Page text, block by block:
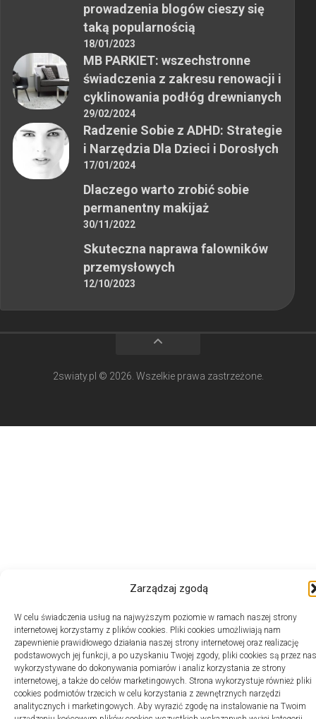
Zarządzaj zgodą
W celu świadczenia usług na najwyższym poziomie w ramach naszej strony
internetowej korzystamy z plików cookies. Pliki cookies umożliwiają nam
zapewnienie prawidłowego działania naszej strony internetowej oraz realizację
podstawowych jej funkcji, a po uzyskaniu Twojej zgody, pliki cookies są przez nas
wykorzystywane do dokonywania pomiarów i analiz korzystania ze strony
internetowej, a także do celów marketingowych. Strona wykorzystuje również pliki
cookies podmiotów trzecich w celu korzystania z zewnętrznych narzędzi
analitycznych i marketingowych. Aby wyrazić zgodę na instalowanie na Twoim
prowadzenia blogów cieszy się
taką popularnością
18/01/2023
MB PARKIET: wszechstronne
świadczenia z zakresu renowacji i
cyklinowania podłóg drewnianych
29/02/2024
Radzenie Sobie z ADHD: Strategie
i Narzędzia Dla Dzieci i Dorosłych
17/01/2024
Dlaczego warto zrobić sobie
permanentny makijaż
30/11/2022
Skuteczna naprawa falowników
przemysłowych
12/10/2023
2swiaty.pl © 2026. Wszelkie prawa zastrzeżone.